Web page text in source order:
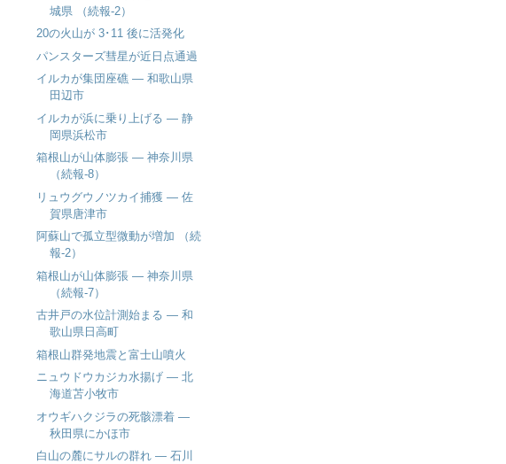
城県 （続報-2）
20の火山が 3･11 後に活発化
パンスターズ彗星が近日点通過
イルカが集団座礁 ― 和歌山県
田辺市
イルカが浜に乗り上げる ― 静
岡県浜松市
箱根山が山体膨張 ― 神奈川県
（続報-8）
リュウグウノツカイ捕獲 ― 佐
賀県唐津市
阿蘇山で孤立型微動が増加 （続
報-2）
箱根山が山体膨張 ― 神奈川県
（続報-7）
古井戸の水位計測始まる ― 和
歌山県日高町
箱根山群発地震と富士山噴火
ニュウドウカジカ水揚げ ― 北
海道苫小牧市
オウギハクジラの死骸漂着 ―
秋田県にかほ市
白山の麓にサルの群れ ― 石川